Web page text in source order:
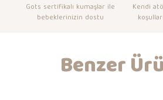
Gots sertifikalı kumaşlar ile
bebeklerinizin dostu
Kendi
Benzer